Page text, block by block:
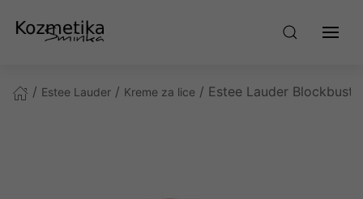
/ Estee Lauder / Kreme za lice / Estee Lauder